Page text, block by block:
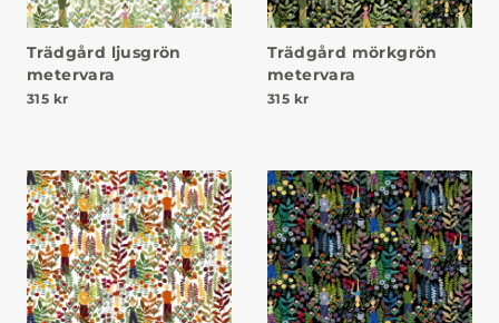
Trädgård ljusgrön
metervara
315 kr
Trädgård mörkgrön
metervara
315 kr